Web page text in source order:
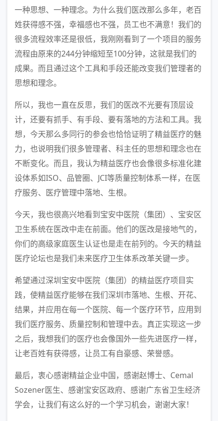
一种思想、一种理念。为什么我们医改那么多年，老百
姓获得感不强，幸福感也不强，员工也不满意！我们的
很多流程效率还是很低，我刚刚看到了一个项目的服务
流程由原来的244分钟缩短至100分钟，这就是我们的
成果。而且通过这个工具和手段还能改变我们管理者的
思想和理念。
所以，我也一直在反思，我们的医改不光要有顶层设
计，还要有抓手、有手段、要有落地的方法和工具。我
想，今天那么多同行的参会也恰恰证明了精益医疗的魅
力，也说明我们很多管理者、科主任的思想和理念也在
不断变化。而且，我认为精益医疗也会像很多标准化建
设体系如ISO、品管圈、JCI等质量控制体系一样，在医
疗服务、医疗管理中落地、生根。
今天，我也很高兴地看到宝安中医院（集团）、宝安区
卫生系统在医改中走在前面。他们的医改是接地气的，
你们的高级家庭医生认证也是走在前列的。今天的精益
医疗论坛也是我们未来医疗卫生体系改革关键一步。
希望通过深圳宝安中医院（集团）的精益医疗项目实
践，使精益医疗能够在我们深圳市落地、生根、开花、
结果，并应用在每一个医院、每一个医疗环节，应用到
我们医疗服务、质量控制和管理中去。真正实现这一步
之后，我想我们的医疗也会像国外一些先进医疗一样，
让老百姓有获得感，让员工有自豪感、荣誉感。
最后，衷心感谢精益企业中国，感谢赵博士、Cemal
Sozener医生、感谢宝安区政府、感谢广东省卫生经济
学会，让我们有这么好的一个学习机会，谢谢大家！